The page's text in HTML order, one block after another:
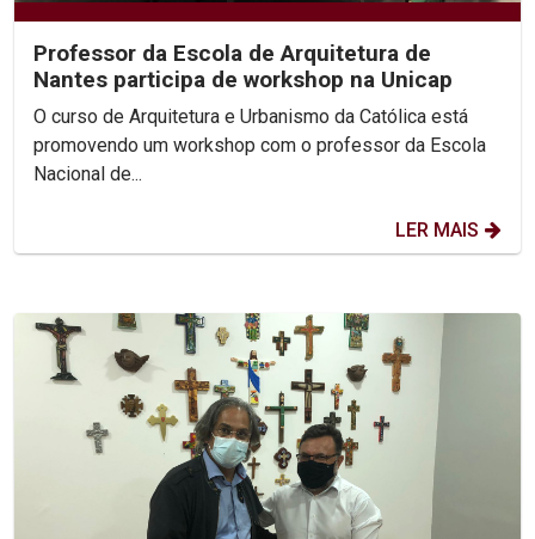
Professor da Escola de Arquitetura de
Nantes participa de workshop na Unicap
O curso de Arquitetura e Urbanismo da Católica está
promovendo um workshop com o professor da Escola
Nacional de...
LER MAIS